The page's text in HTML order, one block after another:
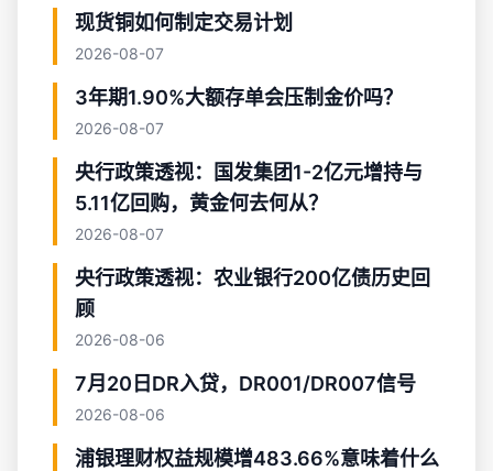
现货铜如何制定交易计划
2026-08-07
3年期1.90%大额存单会压制金价吗？
2026-08-07
央行政策透视：国发集团1-2亿元增持与
5.11亿回购，黄金何去何从？
2026-08-07
央行政策透视：农业银行200亿债历史回
顾
2026-08-06
7月20日DR入贷，DR001/DR007信号
2026-08-06
浦银理财权益规模增483.66%意味着什么